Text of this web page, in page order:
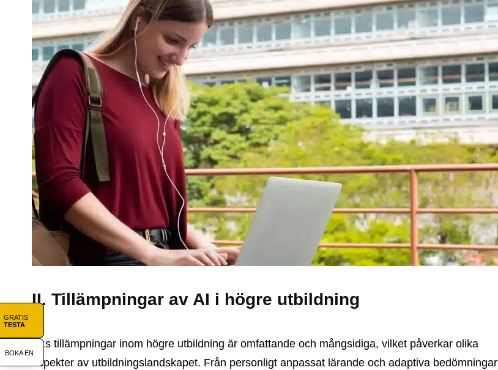
GRATIS
TESTA
BOKA EN
II. Tillämpningar av AI i högre utbildning
AI:s tillämpningar inom högre utbildning är omfattande och mångsidiga, vilket påverkar olika
aspekter av utbildningslandskapet. Från personligt anpassat lärande och adaptiva bedömningar